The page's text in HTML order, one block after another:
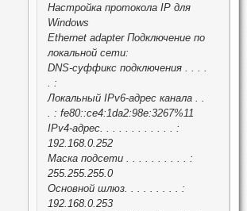
Настройка протокола IP для
Windows
Ethernet adapter Подключение по
локальной сети:
DNS-суффикс подключения . . . .
. :
Локальный IPv6-адрес канала . .
. : fe80::ce4:1da2:98e:3267%11
IPv4-адрес. . . . . . . . . . . . :
192.168.0.252
Маска подсети . . . . . . . . . . :
255.255.255.0
Основной шлюз. . . . . . . . . :
192.168.0.253